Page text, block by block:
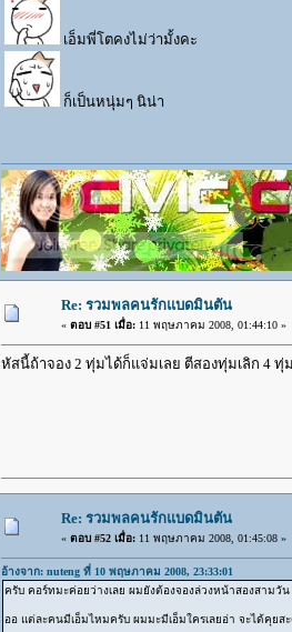
เอ็มพี่โตคงไม่ว่ามั้งคะ
ก็เป็นหนุ่มๆ นิน่า
Re: รวมพลคนรักแบดมินตัน
« ตอบ #51 เมื่อ:11 พฤษภาคม 2008, 01:44:10 »
หัสนี้ถ้าจอง 2 ทุ่มได้ก็แจ่มเลย ตีสองทุ่มเลิก 4 ทุ่
Re: รวมพลคนรักแบดมินตัน
« ตอบ #52 เมื่อ:11 พฤษภาคม 2008, 01:45:08 »
อ้างจาก: nuteng ที่ 10 พฤษภาคม 2008, 23:33:01
ครับ คอร์ทมะค่อยว่างเลย ผมยังต้องจองล่วงหน้าสองสามวั
ออ แต่ละคนมีเอ็มไหมครับ ผมมะมีเอ็มใครเลยอ่า จะได้คุยส